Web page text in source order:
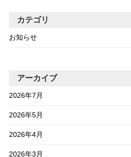
カテゴリ
お知らせ
アーカイブ
2026年7月
2026年5月
2026年4月
2026年3月